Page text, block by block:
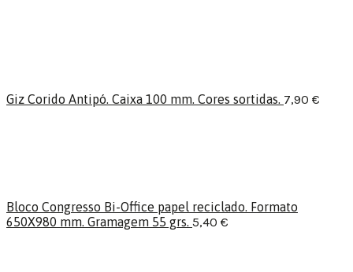
Giz Corido Antipó. Caixa 100 mm. Cores sortidas. 7,90 €
Bloco Congresso Bi-Office papel reciclado. Formato
650X980 mm. Gramagem 55 grs. 5,40 €